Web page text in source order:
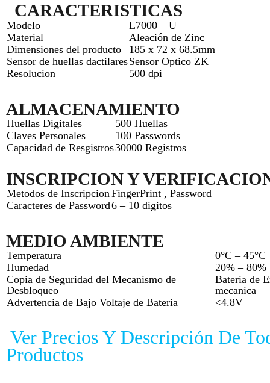
CARACTERISTICAS
Modelo
L7000 – U
Material
Aleación de Zinc
Dimensiones del producto
185 x 72 x 68.5mm
Sensor de huellas dactilaresSensor Optico ZK
Resolucion
500 dpi
ALMACENAMIENTO
Huellas Digitales
500 Huellas
Claves Personales
100 Passwords
Capacidad de Resgistros30000 Registros
INSCRIPCION Y
Metodos de InscripcionFingerPrint , Password
Caracteres de Password6 – 10 digitos
MEDIO AMBIENTE
Temperatura
0°C – 45°C
Humedad
20% – 80%
Copia de Seguridad del Mecanismo de
Desbloqueo
Bateria de
mecanica
Advertencia de Bajo Voltaje de Bateria
<4.8V
Ver Precios Y Descripción De
Productos